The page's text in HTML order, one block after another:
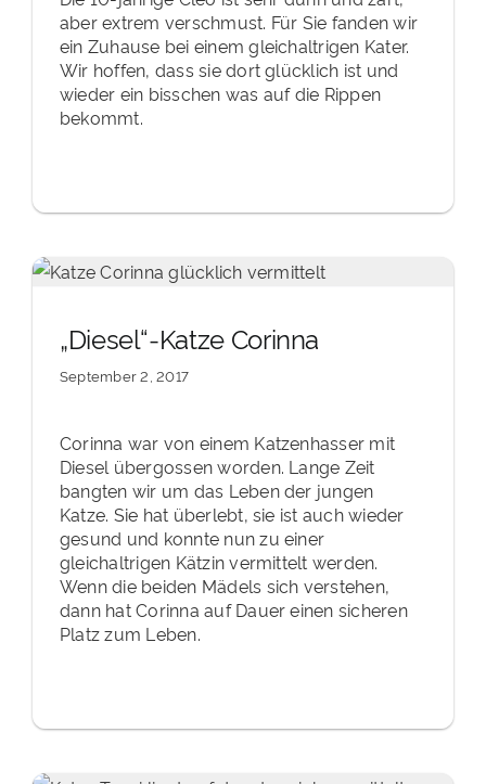
aber extrem verschmust. Für Sie fanden wir
ein Zuhause bei einem gleichaltrigen Kater.
Wir hoffen, dass sie dort glücklich ist und
wieder ein bisschen was auf die Rippen
bekommt.
„Diesel“-Katze Corinna
September 2, 2017
Corinna war von einem Katzenhasser mit
Diesel übergossen worden. Lange Zeit
bangten wir um das Leben der jungen
Katze. Sie hat überlebt, sie ist auch wieder
gesund und konnte nun zu einer
gleichaltrigen Kätzin vermittelt werden.
Wenn die beiden Mädels sich verstehen,
dann hat Corinna auf Dauer einen sicheren
Platz zum Leben.